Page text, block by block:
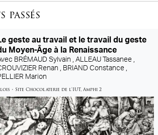
passés
geste au travail et le travail du geste
Moyen-Âge à la Renaissance
BRÉMAUD Sylvain , ALLEAU Tassanee ,
Renan , BRIAND Constance ,
Marion
• Site Chocolaterie de l'IUT, Amphi 2